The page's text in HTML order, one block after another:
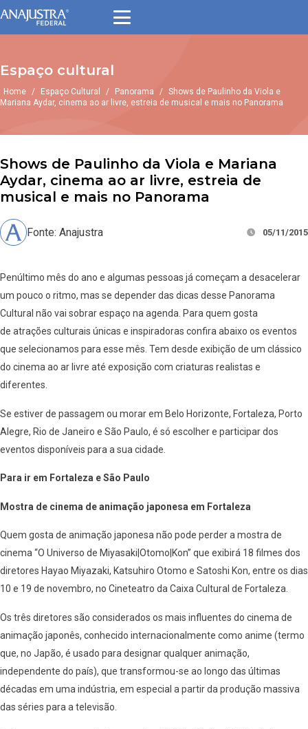
Espaço cultural
Home / Espaço Cultural / Panorama / Shows de Paulinho da Viola e
Mariana Aydar, cinema ao ar livre, estreia de musical e mais no Panorama
Shows de Paulinho da Viola e Mariana
Aydar, cinema ao ar livre, estreia de
musical e mais no Panorama
Fonte: Anajustra 05/11/2015
Penúltimo mês do ano e algumas pessoas já começam a desacelerar
um pouco o ritmo, mas se depender das dicas desse Panorama
Cultural não vai sobrar espaço na agenda. Para quem gosta
de atrações culturais únicas e inspiradoras confira abaixo os eventos
que selecionamos para esse mês. Tem desde exibição de um clássico
do cinema ao ar livre até exposição com criaturas realistas e
diferentes.
Se estiver de passagem ou morar em Belo Horizonte, Fortaleza, Porto
Alegre, Rio de Janeiro e São Paulo, é só escolher e participar dos
eventos disponíveis para a sua cidade.
Para ir em Fortaleza e São Paulo
Mostra de cinema de animação japonesa em Fortaleza
Quem gosta de animação japonesa não pode perder a mostra de
cinema “O Universo de Miyasaki|Otomo|Kon” que exibirá 18 filmes dos
diretores Hayao Miyazaki, Katsuhiro Otomo e Satoshi Kon, entre os dias
10 e 19 de novembro, no Cineteatro da Caixa Cultural de Fortaleza.
Os três diretores são considerados os mais influentes do cinema de
animação japonês, conhecido internacionalmente como anime (termo
que, no Japão, é usado para designar qualquer animação,
independente do país), que transformou-se ao longo das últimas
décadas em uma indústria, em especial a partir da produção massiva
das séries para a televisão.